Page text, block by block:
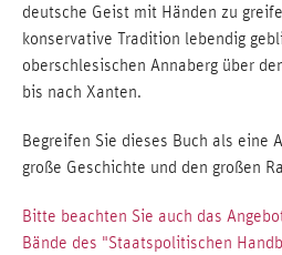
deutsche Geist mit Händen zu
konservative Tradition lebendig
oberschlesischen Annaberg über
bis nach Xanten.
Begreifen Sie dieses Buch als eine
große Geschichte und den großen
Bitte beachten Sie auch das
Bände des "Staatspolitischen